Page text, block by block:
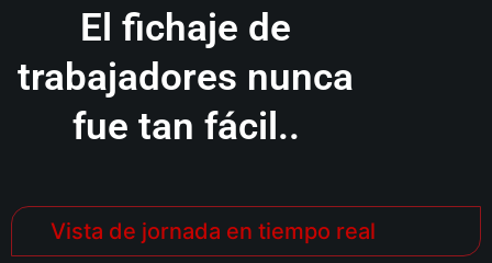
El fichaje de
trabajadores nunca
fue tan fácil..
Vista de jornada en tiempo real